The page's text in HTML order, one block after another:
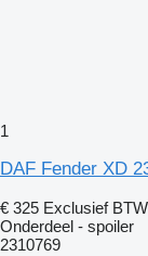
1
DAF Fender XD
€ 325 Exclusief BTW
Onderdeel - spoiler
2310769